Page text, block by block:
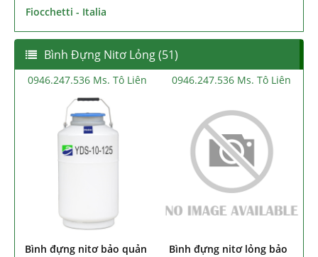
Fiocchetti - Italia
Bình Đựng Nitơ Lỏng (51)
Ms. Tô Liên
đựng nitơ bảo quản
0946.247.536 Ms. Tô Liên
Bình đựng nitơ lỏng bảo
Bình